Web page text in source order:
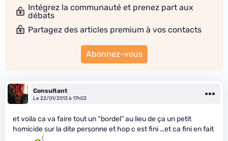
Intégrez la communauté et prenez part aux
débats
Partagez des articles premium à vos contacts
Abonnez-vous
Consultant
Le 22/01/2013 à 17h03
et voila ca va faire tout un “bordel” au lieu de ça un petit
homicide sur la dite personne et hop c est fini …et ca fini en fait